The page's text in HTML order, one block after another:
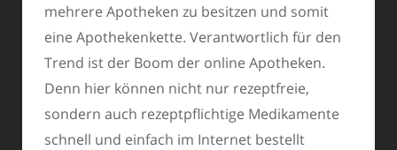
mehrere Apotheken zu besitzen und somit
eine Apothekenkette. Verantwortlich für den
Trend ist der Boom der online Apotheken.
Denn hier können nicht nur rezeptfreie,
sondern auch rezeptpflichtige Medikamente
schnell und einfach im Internet bestellt